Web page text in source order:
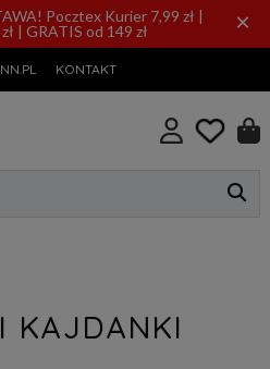
Pocztex Kurier 7,99 zł |
| GRATIS od 149 zł
×
KONTAKT
KAJDANKI